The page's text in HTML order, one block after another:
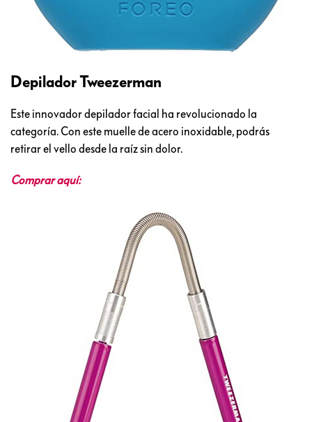
Depilador Tweezerman
Este innovador depilador facial ha revolucionado la
categoría. Con este muelle de acero inoxidable, podrás
retirar el vello desde la raíz sin dolor.
Comprar aquí: